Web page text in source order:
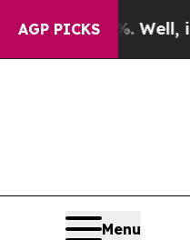
AGP PICKS
40%. Well, it Didn’t
Menu